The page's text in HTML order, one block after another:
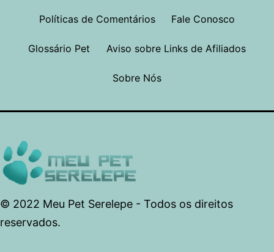
Políticas de Comentários Fale Conosco
Glossário Pet Aviso sobre Links de Afiliados
Sobre Nós
© 2022 Meu Pet Serelepe - Todos os direitos
reservados.